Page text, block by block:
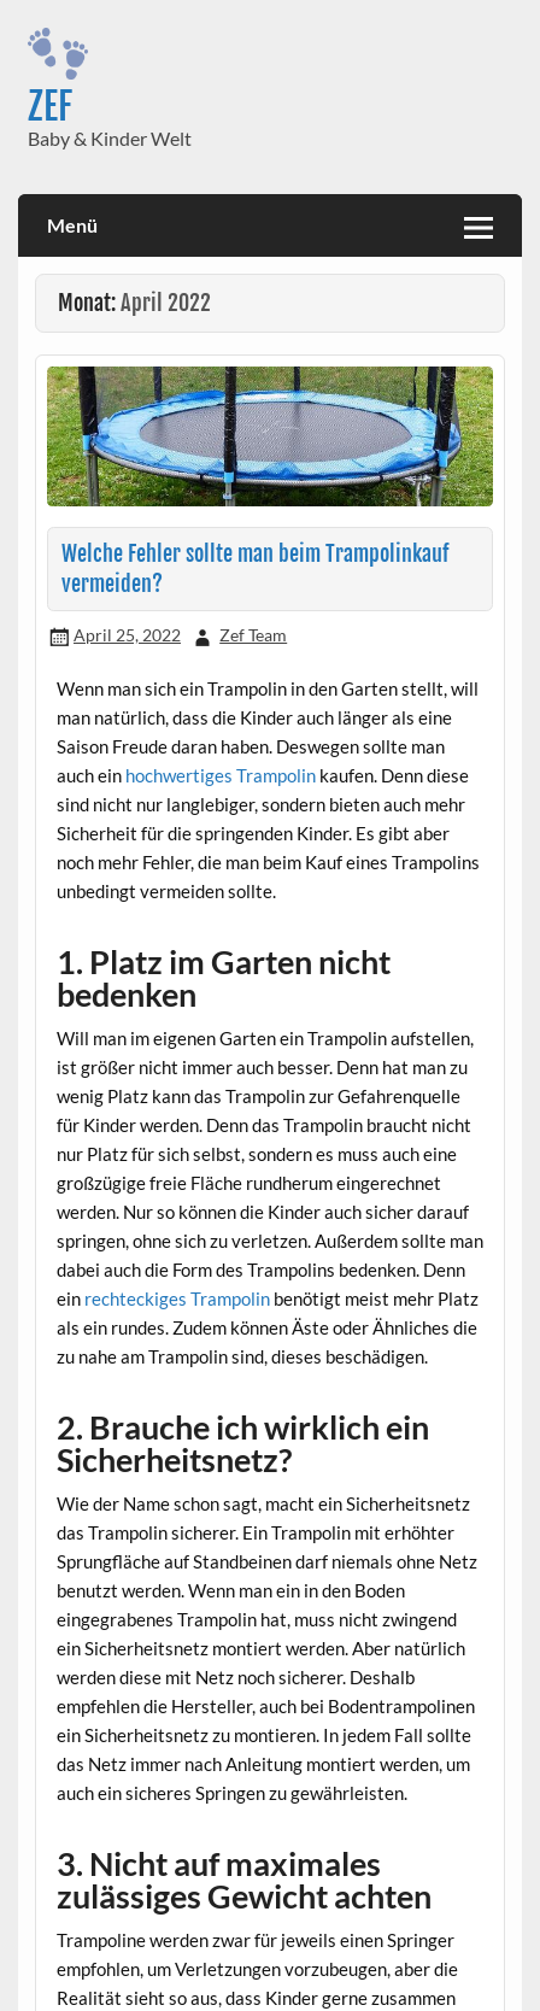
content
ZEF
Baby & Kinder Welt
Menü
Monat:April 2022
Welche Fehler sollte man beim Trampolinkauf
vermeiden?
April 25, 2022 Zef Team
Wenn man sich ein Trampolin in den Garten stellt, will
man natürlich, dass die Kinder auch länger als eine
Saison Freude daran haben. Deswegen sollte man
auch ein hochwertiges Trampolinkaufen. Denn diese
sind nicht nur langlebiger, sondern bieten auch mehr
Sicherheit für die springenden Kinder. Es gibt aber
noch mehr Fehler, die man beim Kauf eines Trampolins
unbedingt vermeiden sollte.
1. Platz im Garten nicht
bedenken
Will man im eigenen Garten ein Trampolin aufstellen,
ist größer nicht immer auch besser. Denn hat man zu
wenig Platz kann das Trampolin zur Gefahrenquelle
für Kinder werden. Denn das Trampolin braucht nicht
nur Platz für sich selbst, sondern es muss auch eine
großzügige freie Fläche rundherum eingerechnet
werden. Nur so können die Kinder auch sicher darauf
springen, ohne sich zu verletzen. Außerdem sollte man
dabei auch die Form des Trampolins bedenken. Denn
ein rechteckiges Trampolinbenötigt meist mehr Platz
als ein rundes. Zudem können Äste oder Ähnliches die
zu nahe am Trampolin sind, dieses beschädigen.
2. Brauche ich wirklich ein
Sicherheitsnetz?
Wie der Name schon sagt, macht ein Sicherheitsnetz
das Trampolin sicherer. Ein Trampolin mit erhöhter
Sprungfläche auf Standbeinen darf niemals ohne Netz
benutzt werden. Wenn man ein in den Boden
eingegrabenes Trampolin hat, muss nicht zwingend
ein Sicherheitsnetz montiert werden. Aber natürlich
werden diese mit Netz noch sicherer. Deshalb
empfehlen die Hersteller, auch bei Bodentrampolinen
ein Sicherheitsnetz zu montieren. In jedem Fall sollte
das Netz immer nach Anleitung montiert werden, um
auch ein sicheres Springen zu gewährleisten.
3. Nicht auf maximales
zulässiges Gewicht achten
Trampoline werden zwar für jeweils einen Springer
empfohlen, um Verletzungen vorzubeugen, aber die
Realität sieht so aus, dass Kinder gerne zusammen